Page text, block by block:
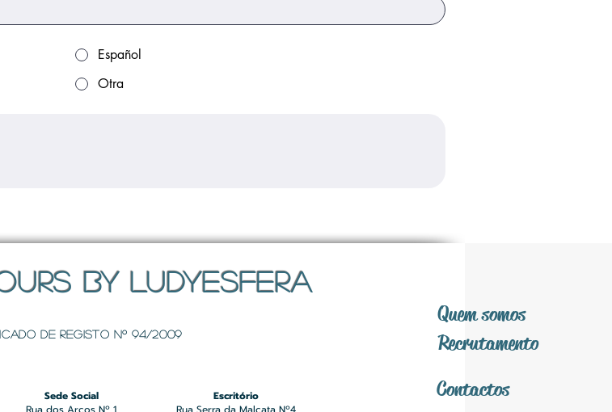
Español
Otra
BY LUDYESFERA
de registo Nº 94/2009
Quem somos
Recrutamento
Contactos
Sede Social
Escritório